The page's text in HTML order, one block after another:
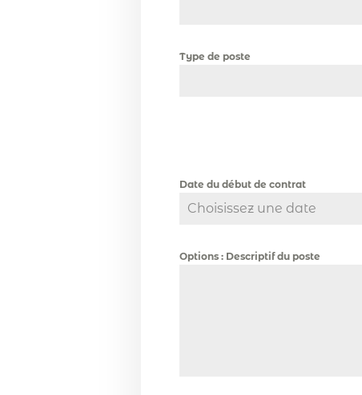
Type de poste
Date du début de contrat
Options : Descriptif du poste